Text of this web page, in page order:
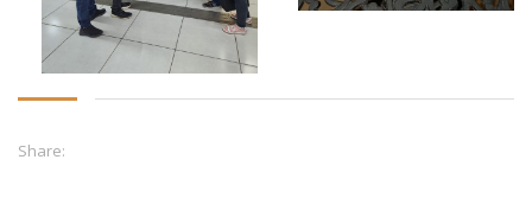
Share: